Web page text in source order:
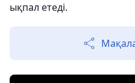
ықпал етеді.